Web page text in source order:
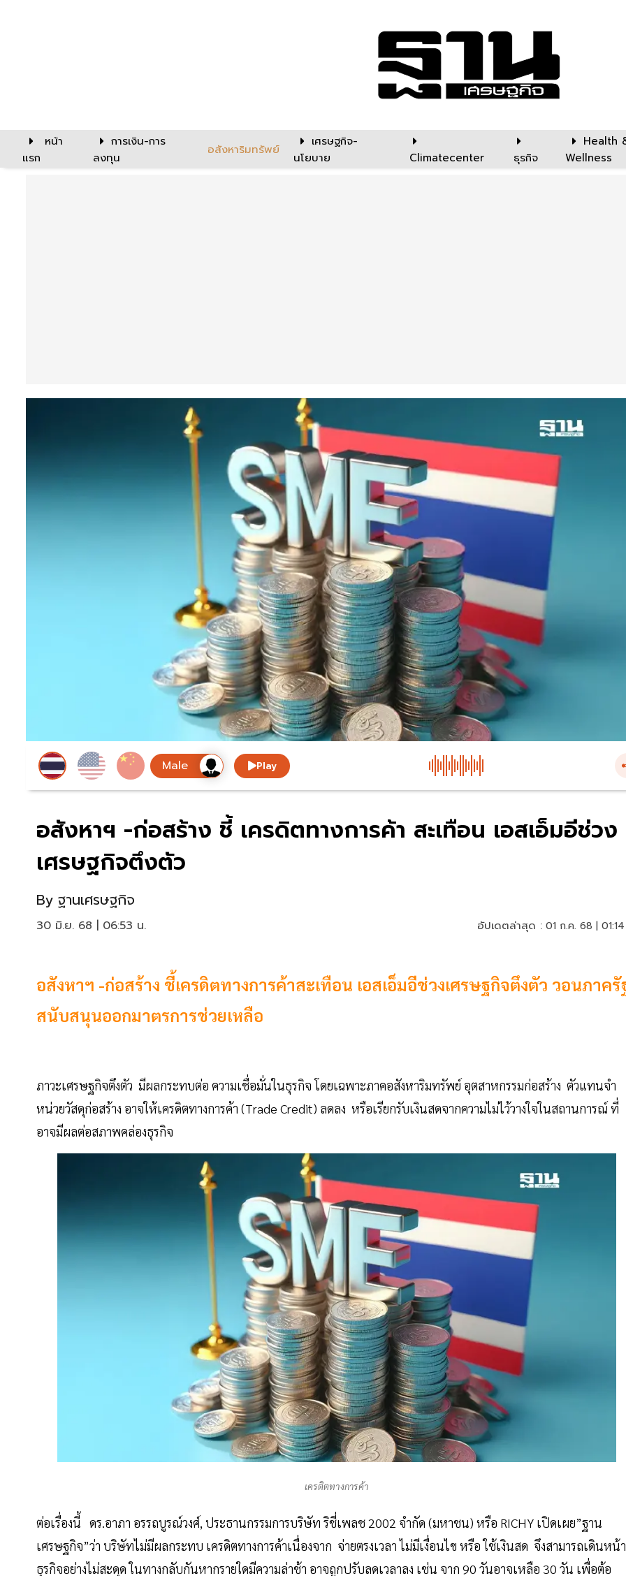
หน้า
แรก
การเงิน-การ
ลงทุน
อสังหาริมทรัพย์
เศรษฐกิจ-
นโยบาย
Climatecenter ธุรกิจ
Health
Wellness
Play
อสังหาฯ -ก่อสร้าง ชี้ เครดิตทางการค้า สะเทือน เอสเอ็มอีช่วง
เศรษฐกิจตึงตัว
By ฐานเศรษฐกิจ
30 มิ.ย. 68 | 06:53 น. อัปเดตล่าสุด : 01 ก.ค. 68 |
อสังหาฯ -ก่อสร้าง ชี้เครดิตทางการค้าสะเทือน เอสเอ็มอีช่วงเศรษฐกิจตึงตัว วอนภาครั
สนับสนุนออกมาตรการช่วยเหลือ
ภาวะเศรษฐกิจตึงตัว มีผลกระทบต่อ ความเชื่อมั่นในธุรกิจ โดยเฉพาะภาคอสังหาริมทรัพย์ อุตสาหกรรมก่อสร้าง ตัวแทนจำ
หน่วยวัสดุก่อสร้าง อาจให้เครดิตทางการค้า (Trade Credit) ลดลง หรือเรียกรับเงินสดจากความไม่ไว้วางใจในสถานการณ์ ที่
อาจมีผลต่อสภาพคล่องธุรกิจ
เครติตทางการค้า
ต่อเรื่องนี้ ดร.อาภา อรรถบูรณ์วงศ์, ประธานกรรมการบริษัท ริชี่เพลช 2002 จำกัด (มหาชน) หรือ RICHY เปิดเผย”ฐาน
เศรษฐกิจ”ว่า บริษัทไม่มีผลกระทบ เครดิตทางการค้าเนื่องจาก จ่ายตรงเวลา ไม่มีเงื่อนไข หรือ ใช้เงินสด จึงสามารถเดินหน้า
ธุรกิจอย่างไม่สะดุด ในทางกลับกันหากรายใดมีความล่าช้า อาจถูกปรับลดเวลาลง เช่น จาก 90 วันอาจเหลือ 30 วัน เพื่อต้อ